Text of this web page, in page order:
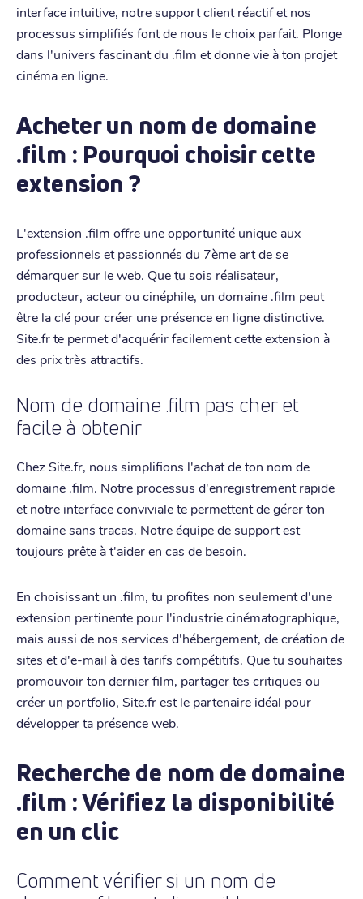
interface intuitive, notre support client réactif et nos
processus simplifiés font de nous le choix parfait. Plonge
dans l'univers fascinant du .film et donne vie à ton projet
cinéma en ligne.
Acheter un nom de domaine
.film : Pourquoi choisir cette
extension ?
L'extension .film offre une opportunité unique aux
professionnels et passionnés du 7ème art de se
démarquer sur le web. Que tu sois réalisateur,
producteur, acteur ou cinéphile, un domaine .film peut
être la clé pour créer une présence en ligne distinctive.
Site.fr te permet d'acquérir facilement cette extension à
des prix très attractifs.
Nom de domaine .film pas cher et
facile à obtenir
Chez Site.fr, nous simplifions l'achat de ton nom de
domaine .film. Notre processus d'enregistrement rapide
et notre interface conviviale te permettent de gérer ton
domaine sans tracas. Notre équipe de support est
toujours prête à t'aider en cas de besoin.
En choisissant un .film, tu profites non seulement d'une
extension pertinente pour l'industrie cinématographique,
mais aussi de nos services d'hébergement, de création de
sites et d'e-mail à des tarifs compétitifs. Que tu souhaites
promouvoir ton dernier film, partager tes critiques ou
créer un portfolio, Site.fr est le partenaire idéal pour
développer ta présence web.
Recherche de nom de domaine
.film : Vérifiez la disponibilité
en un clic
Comment vérifier si un nom de